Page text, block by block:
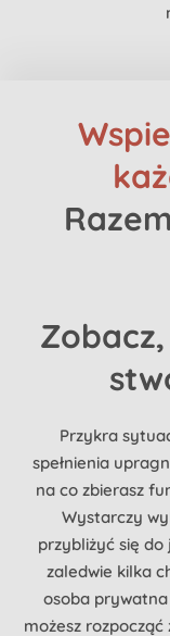
Przykra
spełnienia
na co zbierasz
Wystarczy
przybliżyć się
zaledwie kilka
osoba
możesz rozpocząć